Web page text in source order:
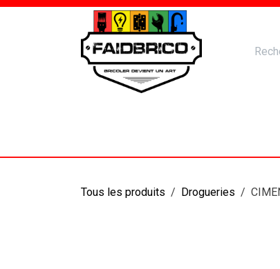
Se rendre au contenu
Tous les produits Drogueries